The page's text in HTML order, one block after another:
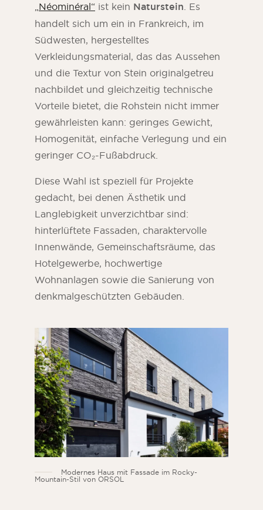
„Néominéral“ ist kein Naturstein. Es
handelt sich um ein in Frankreich, im
Südwesten, hergestelltes
Verkleidungsmaterial, das das Aussehen
und die Textur von Stein originalgetreu
nachbildet und gleichzeitig technische
Vorteile bietet, die Rohstein nicht immer
gewährleisten kann: geringes Gewicht,
Homogenität, einfache Verlegung und ein
geringer CO₂-Fußabdruck.
Diese Wahl ist speziell für Projekte
gedacht, bei denen Ästhetik und
Langlebigkeit unverzichtbar sind:
hinterlüftete Fassaden, charaktervolle
Innenwände, Gemeinschaftsräume, das
Hotelgewerbe, hochwertige
Wohnanlagen sowie die Sanierung von
denkmalgeschützten Gebäuden.
Modernes Haus mit Fassade im Rocky-
Mountain-Stil von ORSOL